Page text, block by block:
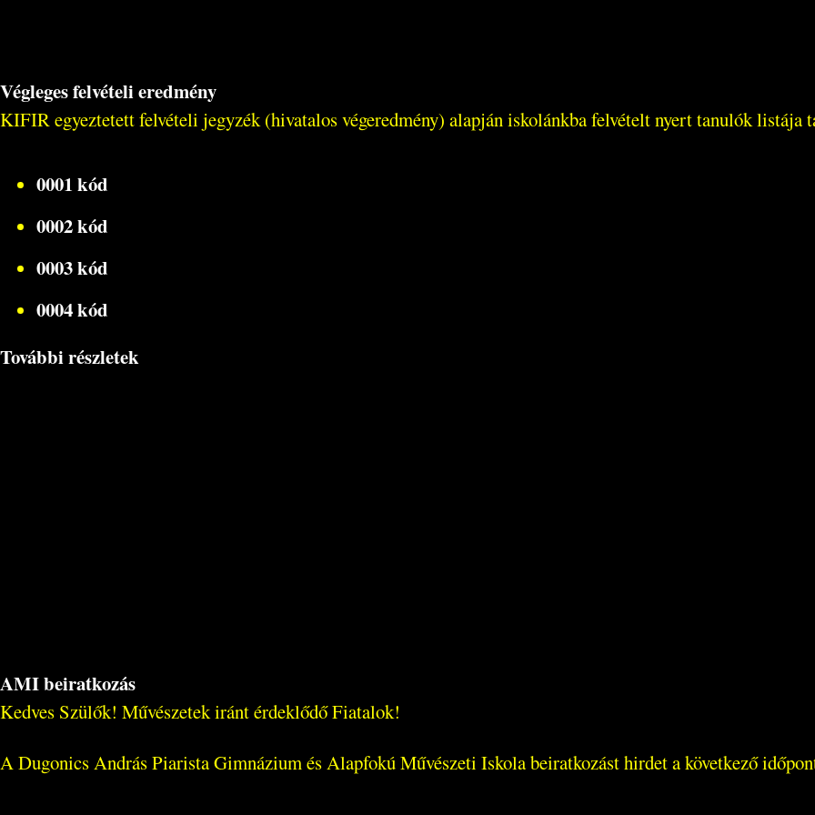
Végleges felvételi eredmény
KIFIR egyeztetett felvételi jegyzék (hivatalos végeredmény) alapján iskolánkba felvételt nyert tanulók listája
0001 kód
0002 kód
0003 kód
0004 kód
További részletek
AMI beiratkozás
Kedves Szülők! Művészetek iránt érdeklődő Fiatalok!
A Dugonics András Piarista Gimnázium és Alapfokú Művészeti Iskola beiratkozást hirdet a következő